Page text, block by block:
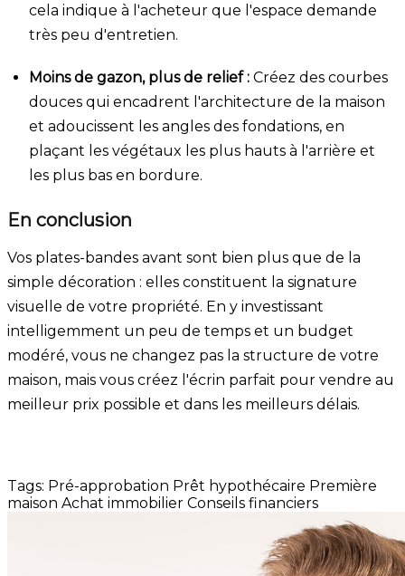
cela indique à l'acheteur que l'espace demande
très peu d'entretien.
Moins de gazon, plus de relief : Créez des courbes
douces qui encadrent l'architecture de la maison
et adoucissent les angles des fondations, en
plaçant les végétaux les plus hauts à l'arrière et
les plus bas en bordure.
En conclusion
Vos plates-bandes avant sont bien plus que de la
simple décoration : elles constituent la signature
visuelle de votre propriété. En y investissant
intelligemment un peu de temps et un budget
modéré, vous ne changez pas la structure de votre
maison, mais vous créez l'écrin parfait pour vendre au
meilleur prix possible et dans les meilleurs délais.
Tags: Pré-approbation Prêt hypothécaire Première
maison Achat immobilier Conseils financiers